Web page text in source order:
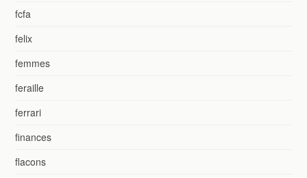
fcfa
felix
femmes
feraille
ferrari
finances
flacons